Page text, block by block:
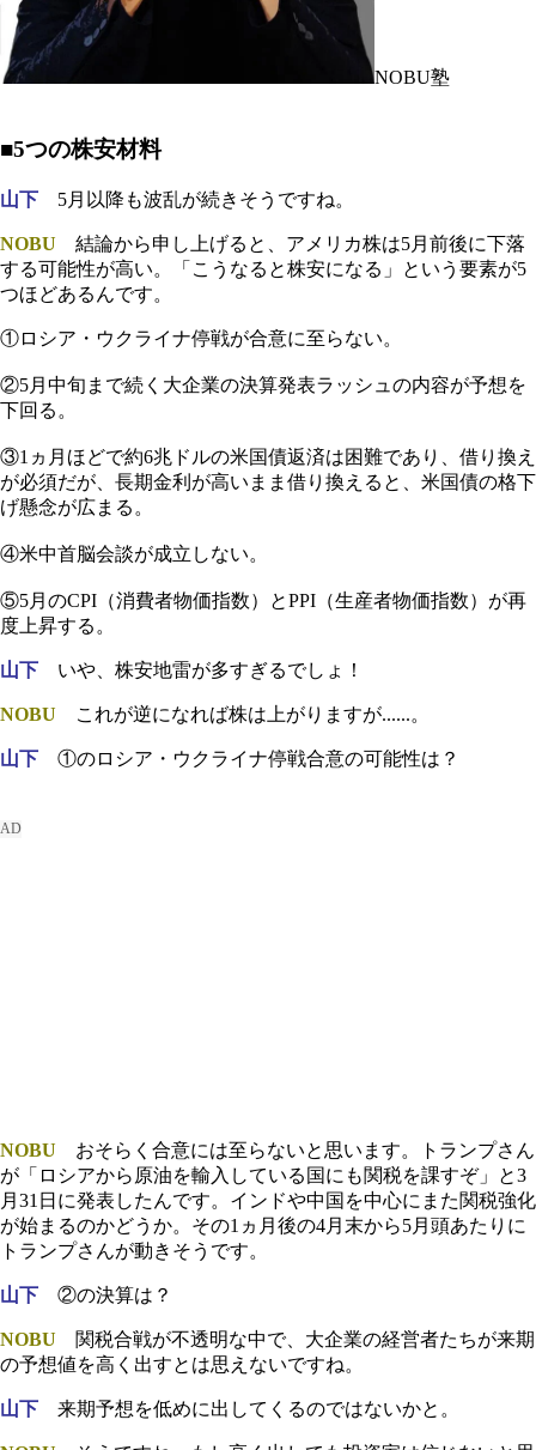
NOBU塾
■5つの株安材料
山下 5月以降も波乱が続きそうですね。
NOBU 結論から申し上げると、アメリカ株は5月前後に下落
する可能性が高い。「こうなると株安になる」という要素が5
つほどあるんです。
①ロシア・ウクライナ停戦が合意に至らない。
②5月中旬まで続く大企業の決算発表ラッシュの内容が予想を
下回る。
③1ヵ月ほどで約6兆ドルの米国債返済は困難であり、借り換え
が必須だが、長期金利が高いまま借り換えると、米国債の格下
げ懸念が広まる。
④米中首脳会談が成立しない。
⑤5月のCPI（消費者物価指数）とPPI（生産者物価指数）が再
度上昇する。
山下 いや、株安地雷が多すぎるでしょ！
NOBU これが逆になれば株は上がりますが......。
山下 ①のロシア・ウクライナ停戦合意の可能性は？
NOBU おそらく合意には至らないと思います。トランプさん
が「ロシアから原油を輸入している国にも関税を課すぞ」と3
月31日に発表したんです。インドや中国を中心にまた関税強化
が始まるのかどうか。その1ヵ月後の4月末から5月頭あたりに
トランプさんが動きそうです。
山下 ②の決算は？
NOBU 関税合戦が不透明な中で、大企業の経営者たちが来期
の予想値を高く出すとは思えないですね。
山下 来期予想を低めに出してくるのではないかと。